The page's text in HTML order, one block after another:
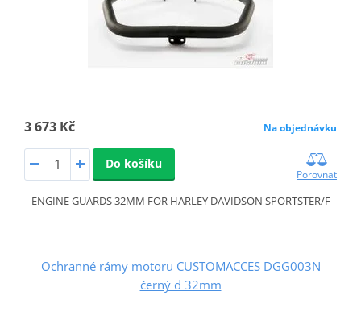
3 673 Kč Na objednávku
Do košíku
Porovnat
ENGINE GUARDS 32MM FOR HARLEY DAVIDSON SPORTSTER/F
Ochranné rámy motoru CUSTOMACCES DGG003N
černý d 32mm